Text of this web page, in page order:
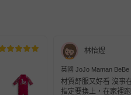
林怡煜
英國 JoJo Maman
連身式防曬泳裝-繽紛花
材質舒服又好看 沒事
指定要換上，在家裡